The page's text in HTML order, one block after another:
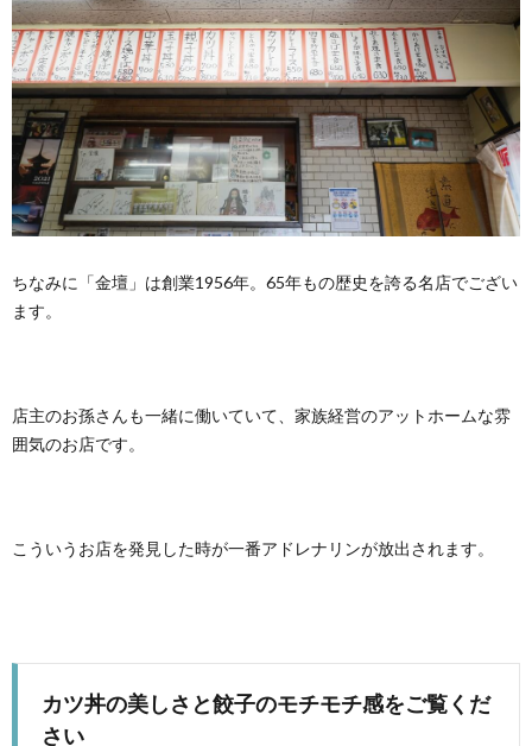
ちなみに「金壇」は創業1956年。65年もの歴史を誇る名店でござい
ます。
店主のお孫さんも一緒に働いていて、家族経営のアットホームな雰
囲気のお店です。
こういうお店を発見した時が一番アドレナリンが放出されます。
カツ丼の美しさと餃子のモチモチ感をご覧くだ
さい